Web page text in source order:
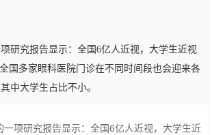
研究报告显示：全国6亿人近视，大学生近视
国多家眼科医院门诊在不同时间段也会迎来各
中大学生占比不小。
一项研究报告显示：全国6亿人近视，大学生近